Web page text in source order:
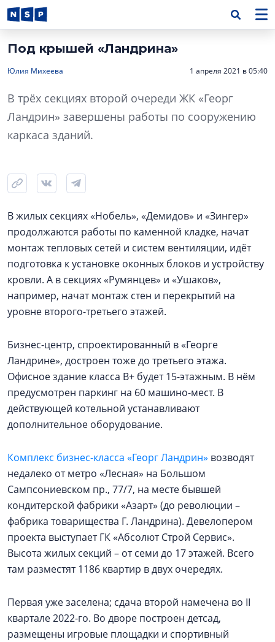
Под крышей «Ландрина»
Юлия Михеева 1 апреля 2021 в 05:40
В трёх секциях второй очереди ЖК «Георг
Ландрин» завершены работы по сооружению
каркаса зданий.
В жилых секциях «Нобель», «Демидов» и «Зингер»
продолжаются работы по каменной кладке, начат
монтаж тепловых сетей и систем вентиляции, идёт
подготовка к установке оконных блоков и устройству
кровли. А в секциях «Румянцев» и «Ушаков»,
например, начат монтаж стен и перекрытий на
уровне второго-третьего этажей.
Бизнес-центр, спроектированный в «Георге
Ландрине», достроен тоже до третьего этажа.
Офисное здание класса В+ будет 15-этажным. В нём
предусмотрен паркинг на 60 машино-мест. В
действующей котельной устанавливают
дополнительное оборудование.
Комплекс бизнес-класса «Георг Ландрин» возводят
недалеко от метро «Лесная» на Большом
Сампсониевском пр., 77/7, на месте бывшей
кондитерской фабрики «Азарт» (до революции –
фабрика товарищества Г. Ландрина). Девелопером
проекта выступает ГК «Абсолют Строй Сервис».
Высота жилых секций – от семи до 17 этажей. Всего
там разместят 1186 квартир в двух очередях.
Первая уже заселена; сдача второй намечена во II
квартале 2022-го. Во дворе построен детсад,
размещены игровые площадки и спортивный